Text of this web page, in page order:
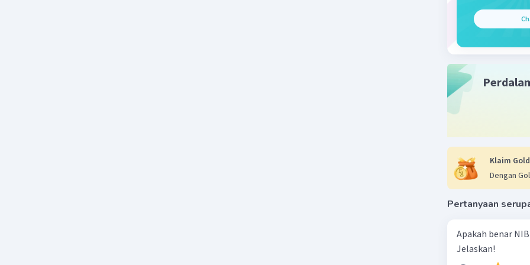
Berikut
UUD
UUD
TNI
PKI
UUD
Klaim
Dengan
Pertanyaan
Apakah benar
Jelaskan!